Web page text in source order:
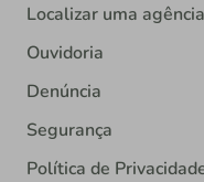
Localizar uma agência
Ouvidoria
Denúncia
Segurança
Política de